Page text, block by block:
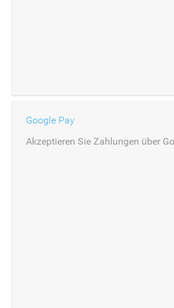
Google Pay
Akzeptieren Sie Zahlungen über